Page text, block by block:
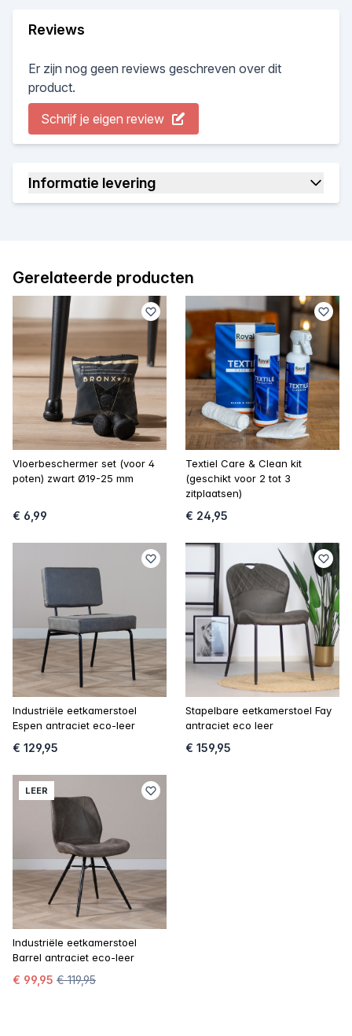
Reviews
Er zijn nog geen reviews geschreven over dit
product.
Schrijf je eigen review
Informatie levering
Gerelateerde producten
Vloerbeschermer set (voor 4
poten) zwart Ø19-25 mm
€ 6,99
Textiel Care & Clean kit
(geschikt voor 2 tot 3
zitplaatsen)
€ 24,95
Industriële eetkamerstoel
Espen antraciet eco-leer
€ 129,95
Stapelbare eetkamerstoel Fay
antraciet eco leer
€ 159,95
LEER
Industriële eetkamerstoel
Barrel antraciet eco-leer
€ 99,95 € 119,95